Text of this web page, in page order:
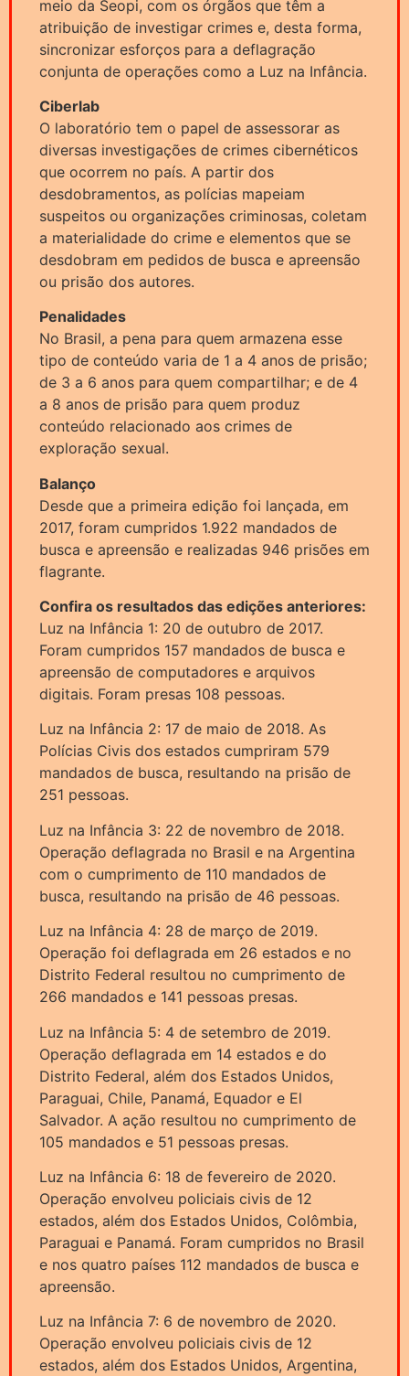
meio da Seopi, com os órgãos que têm a
atribuição de investigar crimes e, desta forma,
sincronizar esforços para a deflagração
conjunta de operações como a Luz na Infância.
Ciberlab
O laboratório tem o papel de assessorar as
diversas investigações de crimes cibernéticos
que ocorrem no país. A partir dos
desdobramentos, as polícias mapeiam
suspeitos ou organizações criminosas, coletam
a materialidade do crime e elementos que se
desdobram em pedidos de busca e apreensão
ou prisão dos autores.
Penalidades
No Brasil, a pena para quem armazena esse
tipo de conteúdo varia de 1 a 4 anos de prisão;
de 3 a 6 anos para quem compartilhar; e de 4
a 8 anos de prisão para quem produz
conteúdo relacionado aos crimes de
exploração sexual.
Balanço
Desde que a primeira edição foi lançada, em
2017, foram cumpridos 1.922 mandados de
busca e apreensão e realizadas 946 prisões em
flagrante.
Confira os resultados das edições anteriores:
Luz na Infância 1: 20 de outubro de 2017.
Foram cumpridos 157 mandados de busca e
apreensão de computadores e arquivos
digitais. Foram presas 108 pessoas.
Luz na Infância 2: 17 de maio de 2018. As
Polícias Civis dos estados cumpriram 579
mandados de busca, resultando na prisão de
251 pessoas.
Luz na Infância 3: 22 de novembro de 2018.
Operação deflagrada no Brasil e na Argentina
com o cumprimento de 110 mandados de
busca, resultando na prisão de 46 pessoas.
Luz na Infância 4: 28 de março de 2019.
Operação foi deflagrada em 26 estados e no
Distrito Federal resultou no cumprimento de
266 mandados e 141 pessoas presas.
Luz na Infância 5: 4 de setembro de 2019.
Operação deflagrada em 14 estados e do
Distrito Federal, além dos Estados Unidos,
Paraguai, Chile, Panamá, Equador e El
Salvador. A ação resultou no cumprimento de
105 mandados e 51 pessoas presas.
Luz na Infância 6: 18 de fevereiro de 2020.
Operação envolveu policiais civis de 12
estados, além dos Estados Unidos, Colômbia,
Paraguai e Panamá. Foram cumpridos no Brasil
e nos quatro países 112 mandados de busca e
apreensão.
Luz na Infância 7: 6 de novembro de 2020.
Operação envolveu policiais civis de 12
estados, além dos Estados Unidos, Argentina,